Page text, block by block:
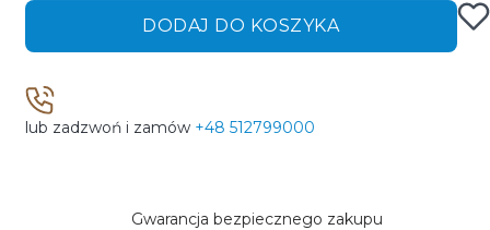
DODAJ DO KOSZYKA
lub zadzwoń i zamów +48 512799000
Gwarancja bezpiecznego zakupu